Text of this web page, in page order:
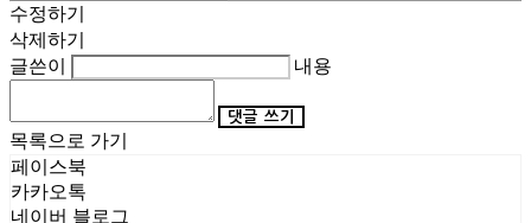
수정하기
삭제하기
글쓴이
내용
댓글 쓰기
목록으로 가기
페이스북
카카오톡
네이버 블로그